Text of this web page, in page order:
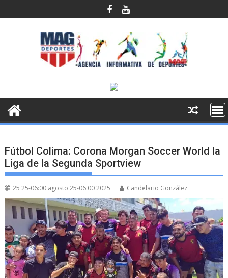
al
Fútbol Colima: Corona Morgan Soccer World la
Liga de la Segunda Sportview
25 25-06:00 agosto 25-06:00 2025 Candelario González